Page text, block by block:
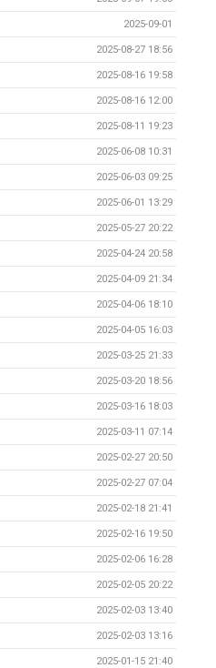
2025-09-01
2025-08-27 18:56
2025-08-16 19:58
2025-08-16 12:00
2025-08-11 19:23
2025-06-08 10:31
2025-06-03 09:25
2025-06-01 13:29
2025-05-27 20:22
2025-04-24 20:58
2025-04-09 21:34
2025-04-06 18:10
2025-04-05 16:03
2025-03-25 21:33
2025-03-20 18:56
2025-03-16 18:03
2025-03-11 07:14
2025-02-27 20:50
2025-02-27 07:04
2025-02-18 21:41
2025-02-16 19:50
2025-02-06 16:28
2025-02-05 20:22
2025-02-03 13:40
2025-02-03 13:16
2025-01-15 21:40